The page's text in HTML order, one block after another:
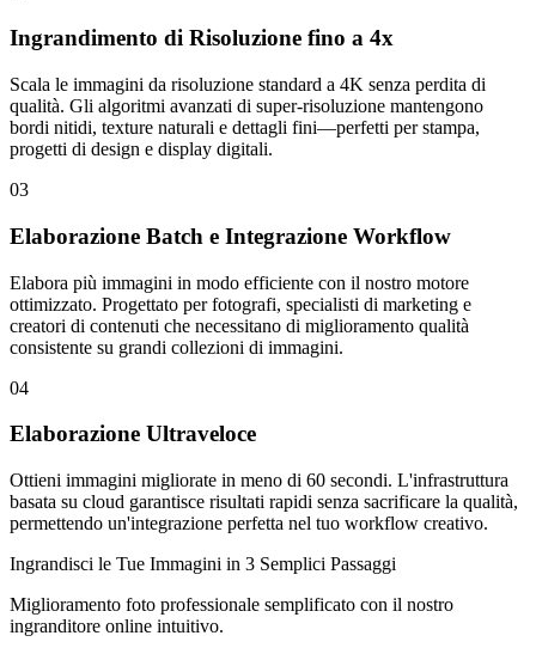
Ingrandimento di Risoluzione fino a 4x
Scala le immagini da risoluzione standard a 4K senza perdita di
qualità. Gli algoritmi avanzati di super-risoluzione mantengono
bordi nitidi, texture naturali e dettagli fini—perfetti per stampa,
progetti di design e display digitali.
03
Elaborazione Batch e Integrazione Workflow
Elabora più immagini in modo efficiente con il nostro motore
ottimizzato. Progettato per fotografi, specialisti di marketing e
creatori di contenuti che necessitano di miglioramento qualità
consistente su grandi collezioni di immagini.
04
Elaborazione Ultraveloce
Ottieni immagini migliorate in meno di 60 secondi. L'infrastruttura
basata su cloud garantisce risultati rapidi senza sacrificare la qualità,
permettendo un'integrazione perfetta nel tuo workflow creativo.
Ingrandisci le Tue Immagini in 3 Semplici Passaggi
Miglioramento foto professionale semplificato con il nostro
ingranditore online intuitivo.